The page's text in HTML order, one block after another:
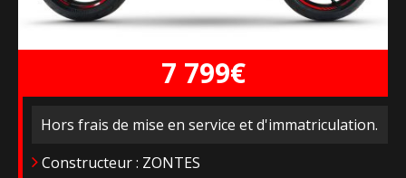
7 799€
Hors frais de mise en service et d'immatriculation.
Constructeur : ZONTES